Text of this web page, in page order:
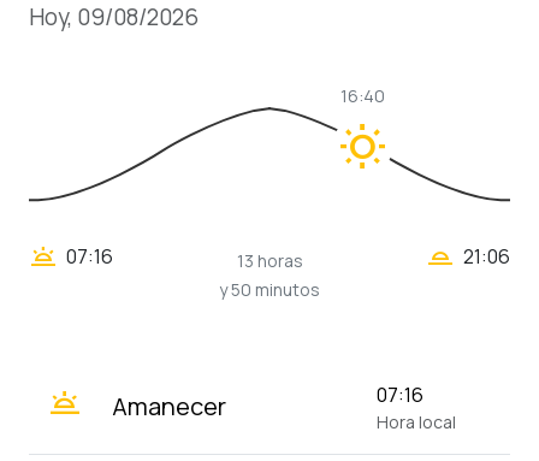
Hoy, 09/08/2026
wb_sunny
16:40
wb_twilight 07:16
13 horas
y 50 minutos
wb_twilight_2 21:06
wb_twilight Amanecer 07:16
Hora local